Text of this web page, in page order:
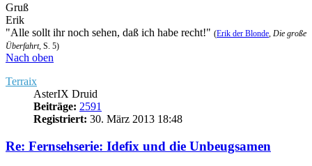
Gruß
Erik
"Alle sollt ihr noch sehen, daß ich habe recht!" (Erik der Blonde, Die große
Überfahrt, S. 5)
Nach oben
Terraix
AsterIX Druid
Beiträge: 2591
Registriert: 30. März 2013 18:48
Re: Fernsehserie: Idefix und die Unbeugsamen